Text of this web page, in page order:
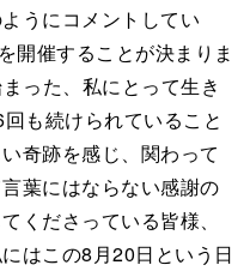
うにコメントしてい
開催することが決まりま
った、私にとって生き
も続けられていること
奇跡を感じ、関わって
葉にはならない感謝の
くださっている皆様、
はこの8月20日という日